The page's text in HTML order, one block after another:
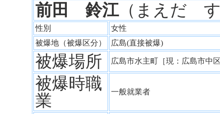
前田 鈴江（まえだ
性別
女性
被爆地（被爆区分）
広島(直接被爆)
被爆場所 広島市水主町［現：広島市
被爆時職
業
一般就業者